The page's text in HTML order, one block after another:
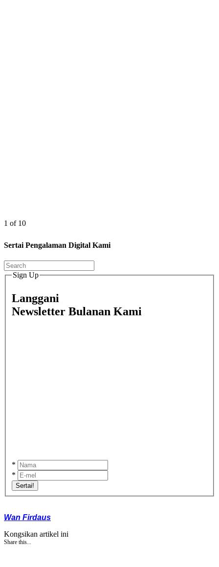
1 of 10
Sertai Pengalaman Digital Kami
Sign Up
Langgani
Newsletter Bulanan Kami
*
*
Sertai!
Wan Firdaus
Kongsikan artikel ini
Share this...